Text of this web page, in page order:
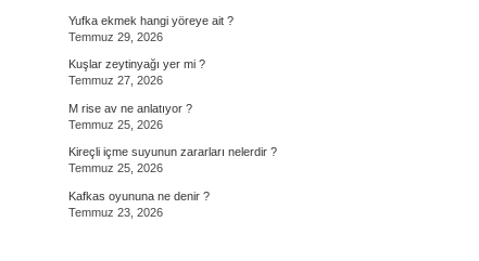
Yufka ekmek hangi yöreye ait ?
Temmuz 29, 2026
Kuşlar zeytinyağı yer mi ?
Temmuz 27, 2026
M rise av ne anlatıyor ?
Temmuz 25, 2026
Kireçli içme suyunun zararları nelerdir ?
Temmuz 25, 2026
Kafkas oyununa ne denir ?
Temmuz 23, 2026